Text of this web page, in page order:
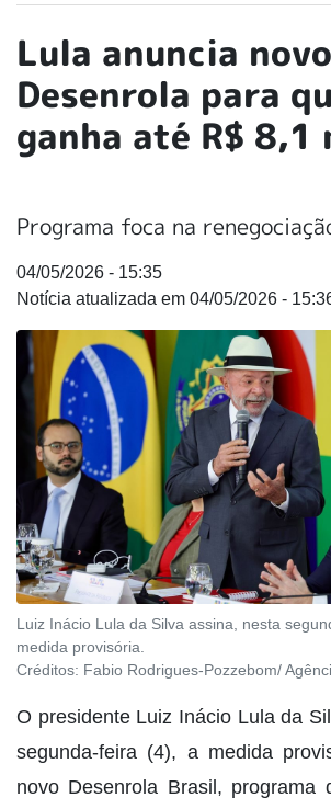
Lula anuncia novo
Desenrola para
ganha até R$ 8,1
Programa foca na
04/05/2026 - 15:35
04/05/2026 -
Luiz Inácio Lula da Silva assina, nesta
medida provisória.
Créditos: Fabio Rodrigues-Pozzebom/
O presidente Luiz Inácio Lula da
segunda-feira (4), a medida
novo Desenrola Brasil, programa